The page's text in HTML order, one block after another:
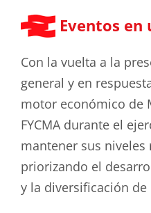
Eventos en
Con la vuelta a la
general y en
motor económico de
FYCMA durante el
mantener sus
priorizando el
y la diversificación de